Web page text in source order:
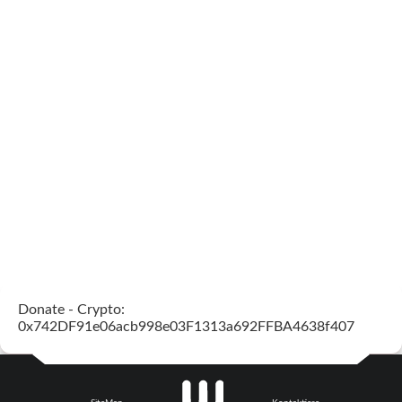
Donate - Crypto:
0x742DF91e06acb998e03F1313a692FFBA4638f407